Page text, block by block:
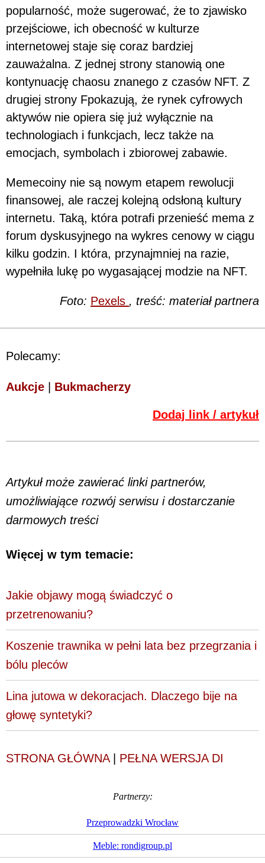
popularność, może sugerować, że to zjawisko
przejściowe, ich obecność w kulturze
internetowej staje się coraz bardziej
zauważalna. Z jednej strony stanowią one
kontynuację chaosu znanego z czasów NFT. Z
drugiej strony Fpokazują, że rynek cyfrowych
aktywów nie opiera się już wyłącznie na
technologiach i funkcjach, lecz także na
emocjach, symbolach i zbiorowej zabawie.
Memecoiny nie są nowym etapem rewolucji
finansowej, ale raczej kolejną odsłoną kultury
internetu. Taką, która potrafi przenieść mema z
forum dyskusyjnego na wykres cenowy w ciągu
kilku godzin. I która, przynajmniej na razie,
wypełniła lukę po wygasającej modzie na NFT.
Foto: Pexels , treść: materiał partnera
Polecamy:
Aukcje Bukmacherzy
Dodaj link / artykuł
Artykuł może zawierać linki partnerów,
umożliwiające rozwój serwisu i dostarczanie
darmowych treści
Więcej w tym temacie:
Jakie objawy mogą świadczyć o
przetrenowaniu?
Koszenie trawnika w pełni lata bez przegrzania i
bólu pleców
Lina jutowa w dekoracjach. Dlaczego bije na
głowę syntetyki?
STRONA GŁÓWNA| PEŁNA WERSJA DI
Partnerzy:
Przeprowadzki Wrocław
Meble: rondigroup.pl